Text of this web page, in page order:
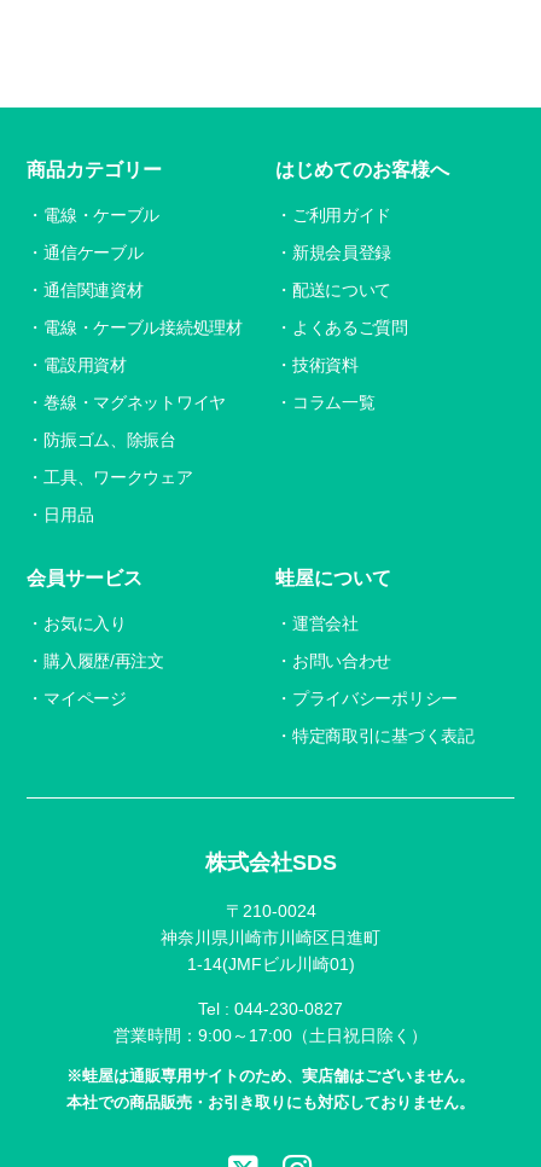
株式会社SDS
〒210-0024
神奈川県川崎市川崎区日進町
1-14(JMFビル川崎01)
Tel : 044-230-0827
営業時間：9:00～17:00（土日祝日除く）
※蛙屋は通販専用サイトのため、実店舗はございません。
本社での商品販売・お引き取りにも対応しておりません。
商品カテゴリー
電線・ケーブル
通信ケーブル
通信関連資材
電線・ケーブル接続処理材
電設用資材
巻線・マグネットワイヤ
防振ゴム、除振台
工具、ワークウェア
日用品
はじめてのお客様へ
ご利用ガイド
新規会員登録
配送について
よくあるご質問
技術資料
コラム一覧
会員サービス
お気に入り
購入履歴/再注文
マイページ
蛙屋について
運営会社
お問い合わせ
プライバシーポリシー
特定商取引に基づく表記